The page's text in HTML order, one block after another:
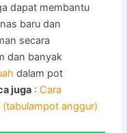
dapat membantu
baru dan
secara
dan banyak
dalam pot
juga :Cara
anggur)